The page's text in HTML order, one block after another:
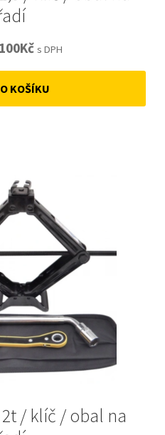
KčCurrent
price
is:
s DPH
KOŠÍKU
/ klíč / obal na